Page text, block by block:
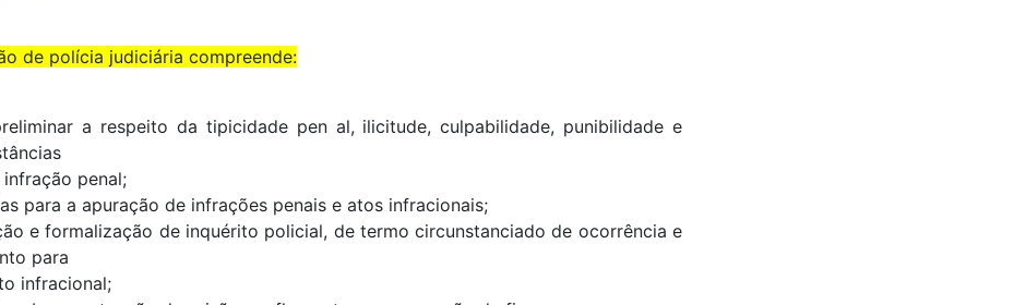
de polícia judiciária compreende:
a respeito da tipicidade pen al, ilicitude, culpabilidade, punibilidade e
penal;
para a apuração de infrações penais e atos infracionais;
e formalização de inquérito policial, de termo circunstanciado de ocorrência e
para
infracional;